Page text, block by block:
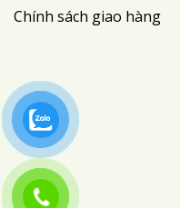
Chính sách giao hàng